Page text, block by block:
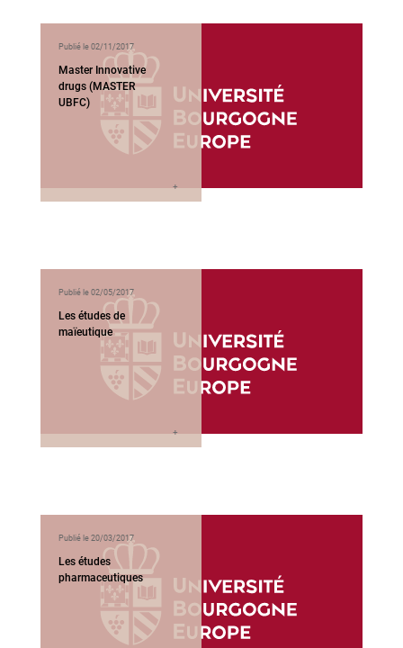
Publié le 02/11/2017
Master Innovative
drugs (MASTER
UBFC)
Publié le 02/05/2017
Les études de
maïeutique
Publié le 20/03/2017
Les études
pharmaceutiques